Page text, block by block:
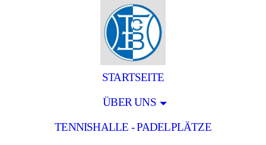
STARTSEITE
ÜBER UNS
TENNISHALLE - PADELPLÄTZE